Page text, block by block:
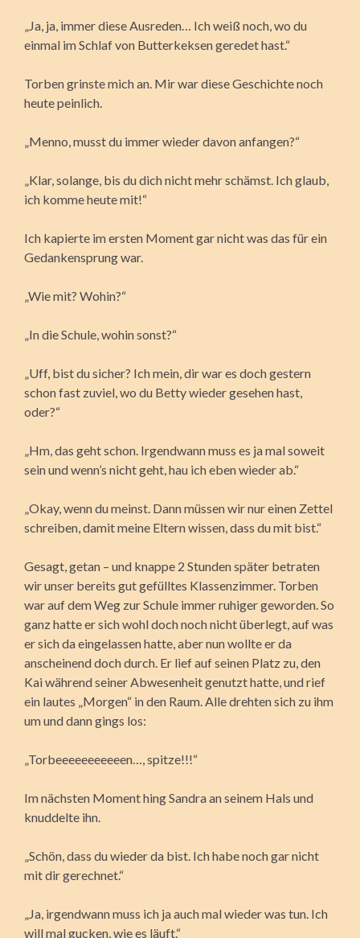
„Ja, ja, immer diese Ausreden… Ich weiß noch, wo du
einmal im Schlaf von Butterkeksen geredet hast.“
Torben grinste mich an. Mir war diese Geschichte noch
heute peinlich.
„Menno, musst du immer wieder davon anfangen?“
„Klar, solange, bis du dich nicht mehr schämst. Ich glaub,
ich komme heute mit!“
Ich kapierte im ersten Moment gar nicht was das für ein
Gedankensprung war.
„Wie mit? Wohin?“
„In die Schule, wohin sonst?“
„Uff, bist du sicher? Ich mein, dir war es doch gestern
schon fast zuviel, wo du Betty wieder gesehen hast,
oder?“
„Hm, das geht schon. Irgendwann muss es ja mal soweit
sein und wenn’s nicht geht, hau ich eben wieder ab.“
„Okay, wenn du meinst. Dann müssen wir nur einen Zettel
schreiben, damit meine Eltern wissen, dass du mit bist.“
Gesagt, getan – und knappe 2 Stunden später betraten
wir unser bereits gut gefülltes Klassenzimmer. Torben
war auf dem Weg zur Schule immer ruhiger geworden. So
ganz hatte er sich wohl doch noch nicht überlegt, auf was
er sich da eingelassen hatte, aber nun wollte er da
anscheinend doch durch. Er lief auf seinen Platz zu, den
Kai während seiner Abwesenheit genutzt hatte, und rief
ein lautes „Morgen“ in den Raum. Alle drehten sich zu ihm
um und dann gings los:
„Torbeeeeeeeeeeen…, spitze!!!“
Im nächsten Moment hing Sandra an seinem Hals und
knuddelte ihn.
„Schön, dass du wieder da bist. Ich habe noch gar nicht
mit dir gerechnet.“
„Ja, irgendwann muss ich ja auch mal wieder was tun. Ich
will mal gucken, wie es läuft.“